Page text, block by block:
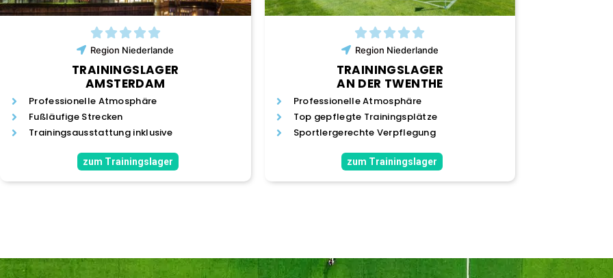
Region Niederlande
TRAININGSLAGER
AMSTERDAM
Professionelle Atmosphäre
Fußläufige Strecken
Trainingsausstattung inklusive
zum Trainingslager
Region Niederlande
TRAININGSLAGER
AN DER TWENTHE
Professionelle Atmosphäre
Top gepflegte Trainingsplätze
Sportlergerechte Verpflegung
zum Trainingslager